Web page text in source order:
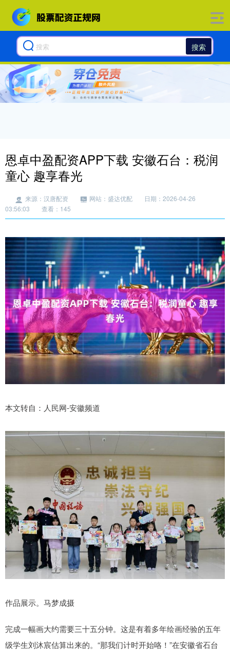
搜索
恩卓中盈配资APP下载 安徽石台：税润
童心 趣享春光
来源：汉唐配资 网站：盛达优配
日期：2026-04-26
03:56:03
查看：145
本文转自：人民网-安徽频道
作品展示。马梦成摄
完成一幅画大约需要三十五分钟。这是有着多年绘画经验的五年
级学生刘沐宸估算出来的。“那我们计时开始咯！”在安徽省石台